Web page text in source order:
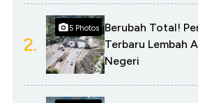
2.
5 Photos
Berubah Total!
Terbaru Lembah
Negeri